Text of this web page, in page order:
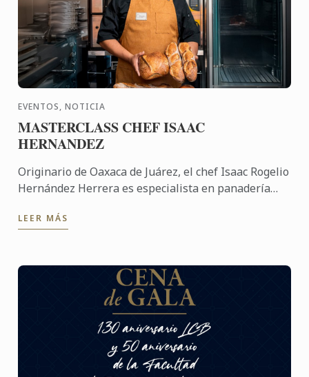
EVENTOS, NOTICIA
MASTERCLASS CHEF ISAAC
HERNANDEZ
Originario de Oaxaca de Juárez, el chef Isaac Rogelio
Hernández Herrera es especialista en panadería
Artesanal. ...
LEER MÁS